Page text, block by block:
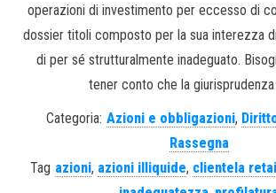
operazioni di investimento per eccesso di
dossier titoli composto per la sua interezza
di per sé strutturalmente inadeguato.
tener conto che la giurisprudenza
Categoria: Azioni e obbligazioni,
Rassegna
Tag azioni, azioni illiquide, clientela